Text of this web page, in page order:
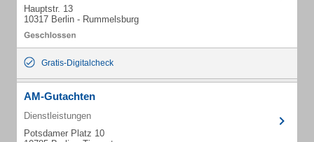
Hauptstr. 13
10317 Berlin - Rummelsburg
Gratis-Digitalcheck
AM-Gutachten
Dienstleistungen
Potsdamer Platz 10